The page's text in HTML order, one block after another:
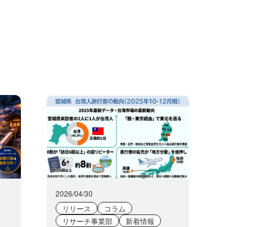
2026/04/30
リリース
コラム
リサーチ事業部
新着情報